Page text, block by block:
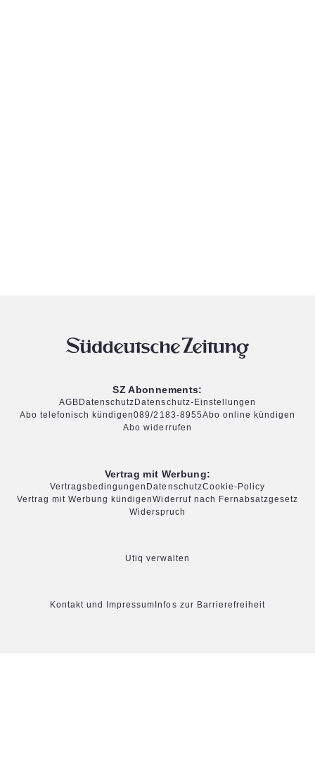
SZ Abonnements:
AGB Datenschutz Datenschutz-Einstellungen
Abo telefonisch kündigen089/2183-8955Abo online kündigen
Abo widerrufen
Vertrag mit Werbung:
Vertragsbedingungen DatenschutzCookie-Policy
Vertrag mit Werbung kündigenWiderruf nach Fernabsatzgesetz
Widerspruch
Utiq verwalten
Kontakt und Impressum Infos zur Barrierefreiheit